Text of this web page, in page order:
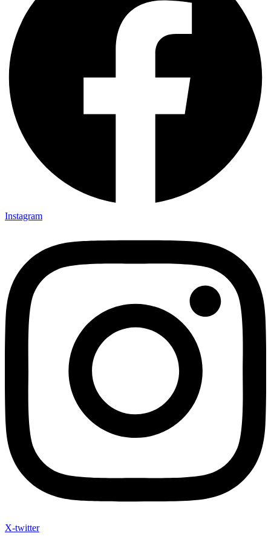
Instagram
X-twitter